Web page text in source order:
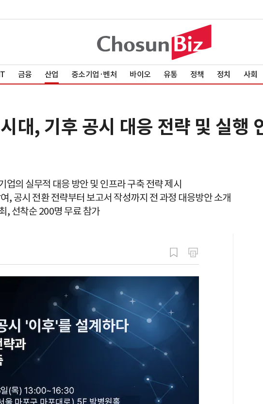
금융 산업 중소기업·벤처 바이오 유통 정책 정치 사회
대, 기후 공시 대응 전략 및 실행
업의 실무적 대응 방안 및 인프라 구축 전략 제시
, 공시 전환 전략부터 보고서 작성까지 전 과정 대응방안 소개
, 선착순 200명 무료 참가